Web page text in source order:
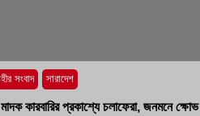
সংবাদ সারাদেশ
মাদক কারবারির প্রকাশ্যে চলাফেরা, জনমনে ক্ষোভ